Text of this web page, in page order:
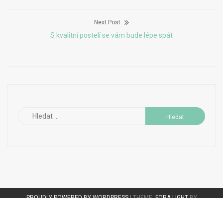
Next Post
Next
S kvalitní postelí se vám bude lépe spát
Vyhledávání